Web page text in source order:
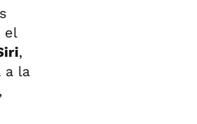
el
,
a la
,